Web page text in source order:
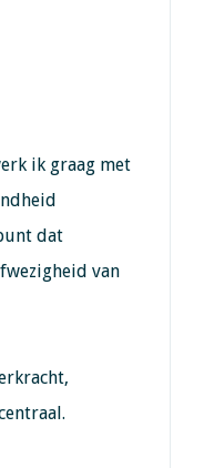
ik graag met
dat
van